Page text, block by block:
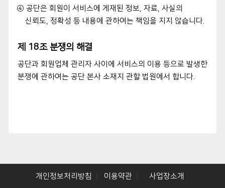
④ 공단은 회원이 서비스에 게재된 정보, 자료, 사실의
신뢰도, 정확성 등 내용에 관하여는 책임을 지지 않습니다.
제 18조 분쟁의 해결
공단과 회원업체 관리자 사이에 서비스의 이용 등으로 발생한
분쟁에 관하여는 공단 본사 소재지 관할 법원에서 합니다.
개인정보처리방침 이용약관 사업장소개